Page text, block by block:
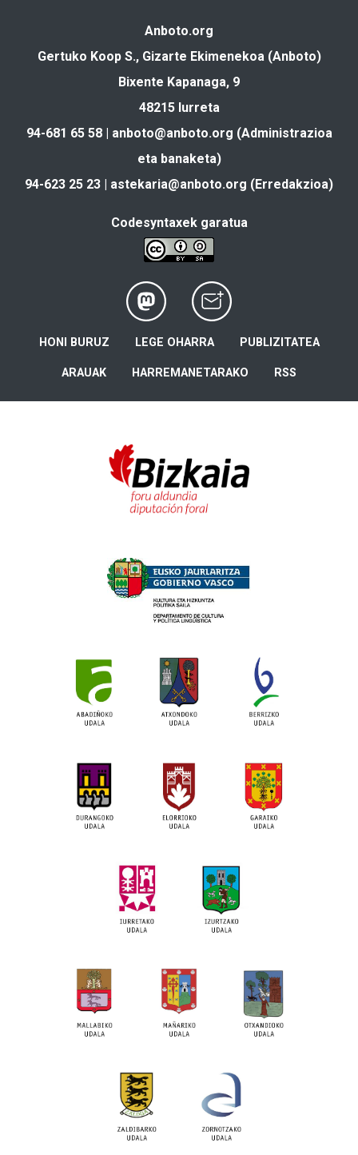
Anboto.org
Gertuko Koop S., Gizarte Ekimenekoa (Anboto)
Bixente Kapanaga, 9
48215 Iurreta
94-681 65 58 | anboto@anboto.org (Administrazioa
eta banaketa)
94-623 25 23 | astekaria@anboto.org (Erredakzioa)
Codesyntaxek garatua
HONI BURUZ LEGE OHARRA PUBLIZITATEA
ARAUAK HARREMANETARAKO RSS